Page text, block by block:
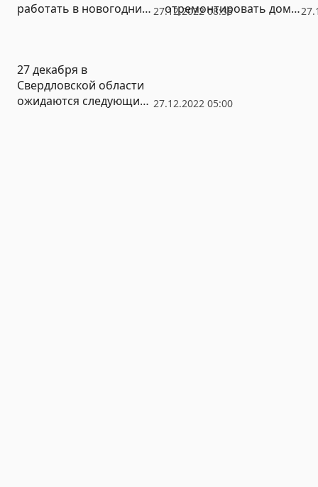
27.12.2022 08:35
работать в новогодние
отремонтировать дома
27.12.2022 05:00
27 декабря в
Свердловской области
ожидаются следующие